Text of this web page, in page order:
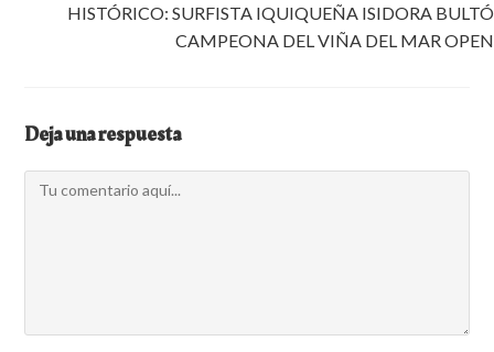
HISTÓRICO: SURFISTA IQUIQUEÑA ISIDORA BULTÓ
CAMPEONA DEL VIÑA DEL MAR OPEN
Deja una respuesta